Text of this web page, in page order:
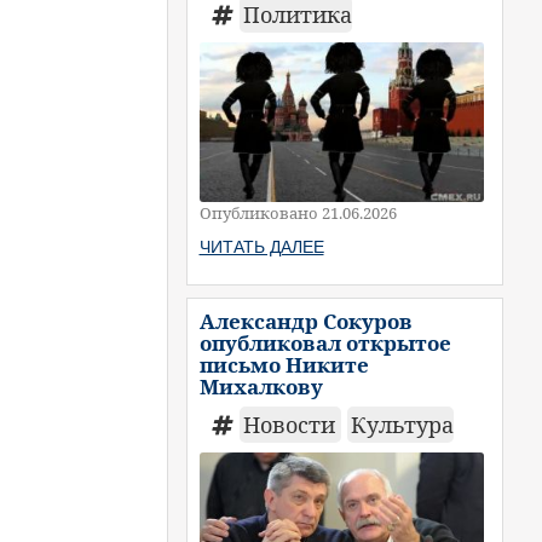
Политика
Опубликовано 21.06.2026
ЧИТАТЬ ДАЛЕЕ
Александр Сокуров
опубликовал открытое
письмо Никите
Михалкову
Новости Культура